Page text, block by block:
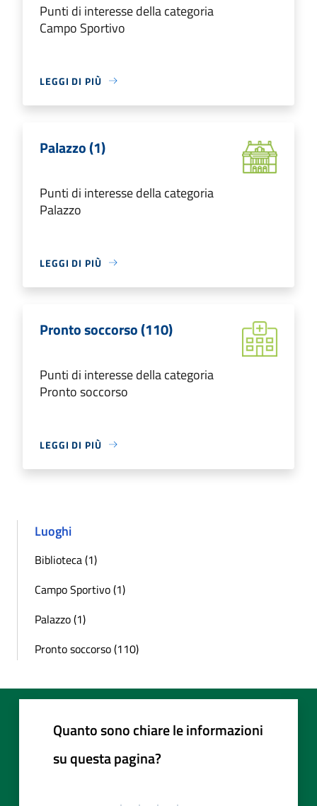
Punti di interesse della categoria
Campo Sportivo
LEGGI DI PIÙ
Palazzo (1)
Punti di interesse della categoria
Palazzo
LEGGI DI PIÙ
Pronto soccorso (110)
Punti di interesse della categoria
Pronto soccorso
LEGGI DI PIÙ
Luoghi
Biblioteca (1)
Campo Sportivo (1)
Palazzo (1)
Pronto soccorso (110)
Quanto sono chiare le informazioni
su questa pagina?